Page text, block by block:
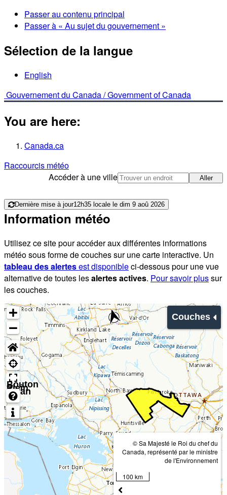
Passer au contenu principal
Passer à « Au sujet du gouvernement »
Sélection de la langue
English
Gouvernement du Canada /Government of Canada
You are here:
Canada.ca
Raccourcis météo
Accéder à une ville
Aller
Dernière mise à jour12h35 locale le dim 9 aoû 2026
Information météo
Utilisez ce site pour accéder aux différentes informations
météo sous forme de couches sur une carte interactive. Un
tableau des alertesest disponibleci-dessous pour une vue
alternative de toutes lesalertes actives. Pour savoir plussur
les couches.
Couches
Bouton
Plein
écran
© Sa Majesté le Roi du chef du
Canada, représenté par le ministre
de l'Environnement
100 km